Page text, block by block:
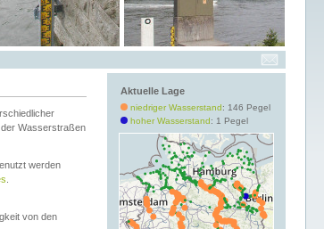
Aktuelle Lage
niedriger Wasserstand: 146 Pegel
hoher Wasserstand: 1 Pegel
Wasserstraßen
werden
von den